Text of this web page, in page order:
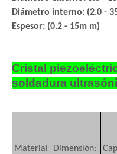
Diámetro interno: (2.0 -
Espesor: (0.2 - 15m m)
Cristal
soldadura
Material
Dimensión: